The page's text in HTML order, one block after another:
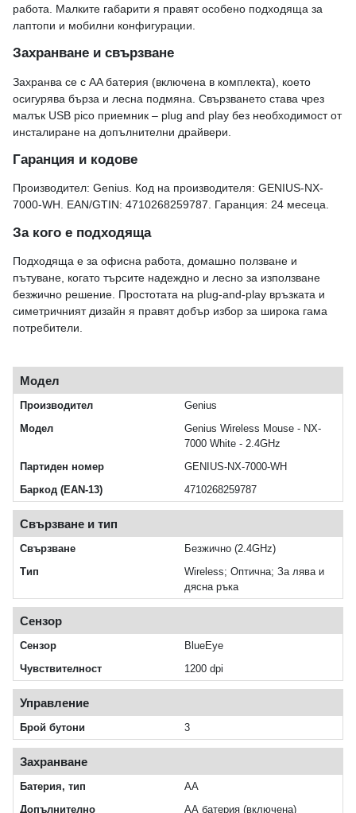
работа. Малките габарити я правят особено подходяща за
лаптопи и мобилни конфигурации.
Захранване и свързване
Захранва се с AA батерия (включена в комплекта), което
осигурява бърза и лесна подмяна. Свързването става чрез
малък USB pico приемник – plug and play без необходимост от
инсталиране на допълнителни драйвери.
Гаранция и кодове
Производител: Genius. Код на производителя: GENIUS-NX-
7000-WH. EAN/GTIN: 4710268259787. Гаранция: 24 месеца.
За кого е подходяща
Подходяща е за офисна работа, домашно ползване и
пътуване, когато търсите надеждно и лесно за използване
безжично решение. Простотата на plug-and-play връзката и
симетричният дизайн я правят добър избор за широка гама
потребители.
Модел
Производител
Genius
Модел
Genius Wireless Mouse - NX-
7000 White - 2.4GHz
Партиден номер
GENIUS-NX-7000-WH
Баркод (EAN-13)
4710268259787
Свързване и тип
Свързване
Безжично (2.4GHz)
Тип
Wireless; Оптична; За лява и
дясна ръка
Сензор
Сензор
BlueEye
Чувствителност
1200 dpi
Управление
Брой бутони 3
Захранване
Батерия, тип
AA
Допълнително
AA батерия (включена)